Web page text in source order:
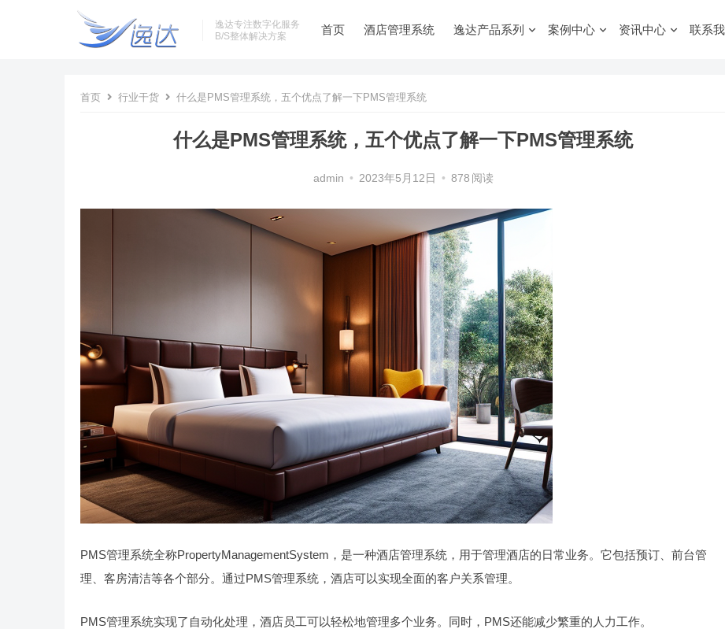
逸达专注数字化服务
B/S整体解决方案
首页 酒店管理系统 逸达产品系列 案例中心 资讯中心 联系
首页 行业干货 什么是PMS管理系统，五个优点了解一下PMS管理系统
什么是PMS管理系统，五个优点了解一下PMS管理系统
admin • 2023年5月12日 • 878 阅读
PMS管理系统全称PropertyManagementSystem，是一种酒店管理系统，用于管理酒店的日常业务。它包括预订、前台管
理、客房清洁等各个部分。通过PMS管理系统，酒店可以实现全面的客户关系管理。
PMS管理系统实现了自动化处理，酒店员工可以轻松地管理多个业务。同时，PMS还能减少繁重的人力工作。